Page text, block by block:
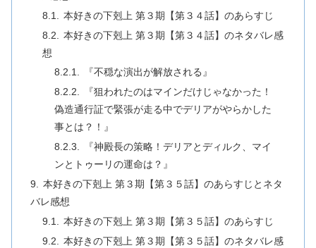
本好きの下剋上 第３期【第３４話】のあらすじ
本好きの下剋上 第３期【第３４話】のネタバレ感
想
『不穏な演出が解放される』
『狙われたのはマインだけじゃなかった！
偽造通行証で緊張が走る中でデリアがやらかした
事とは？！』
『神殿長の策略！デリアとディルク、マイ
ンとトゥーリの運命は？』
本好きの下剋上 第３期【第３５話】のあらすじとネタ
バレ感想
本好きの下剋上 第３期【第３５話】のあらすじ
本好きの下剋上 第３期【第３５話】のネタバレ感